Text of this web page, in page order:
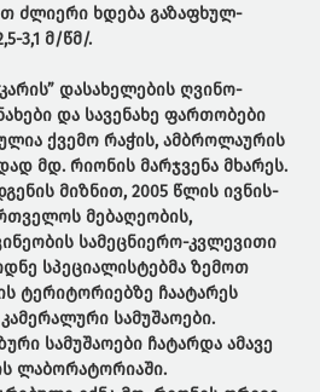
ძლიერი ხდება გაზაფხულ-
3,1 მ/წმ/.
დასახელების ღვინო-
და სავენახე ფართობები
ქვემო რაჭის, ამბროლაურის
მდ. რიონის მარჯვენა მხარეს.
მიზნით, 2005 წლის ივნის-
მებაღეობის,
სამეცნიერო-კვლევითი
სპეციალისტებმა ზემოთ
ტერიტორიებზე ჩაატარეს
სამუშაოები.
სამუშაოები ჩატარდა ამავე
ლაბორატორიაში.